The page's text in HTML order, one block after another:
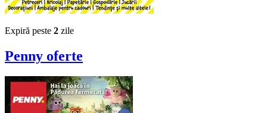
Expiră peste 2 zile
Penny oferte